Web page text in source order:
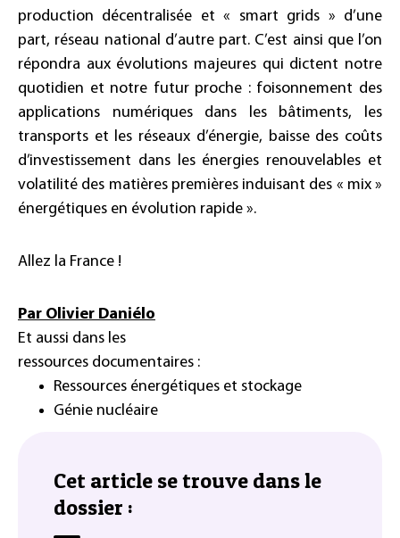
production décentralisée et « smart grids » d’une
part, réseau national d’autre part. C’est ainsi que l’on
répondra aux évolutions majeures qui dictent notre
quotidien et notre futur proche : foisonnement des
applications numériques dans les bâtiments, les
transports et les réseaux d’énergie, baisse des coûts
d’investissement dans les énergies renouvelables et
volatilité des matières premières induisant des « mix »
énergétiques en évolution rapide ».
Allez la France !
Par Olivier Daniélo
Et aussi dans les
ressources documentaires :
Ressources énergétiques et stockage
Génie nucléaire
Cet article se trouve dans le
dossier :